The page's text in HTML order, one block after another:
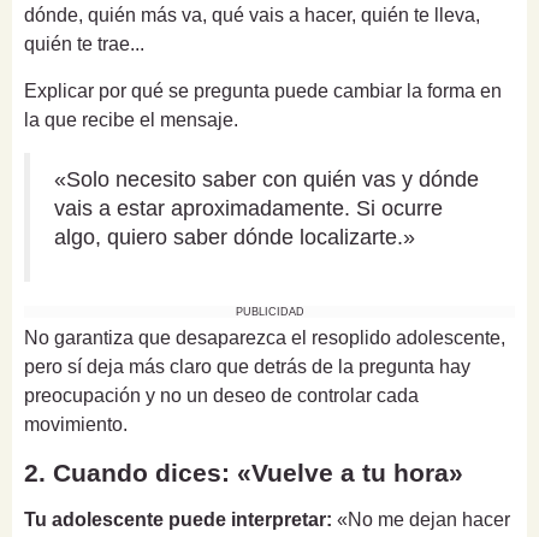
dónde, quién más va, qué vais a hacer, quién te lleva,
quién te trae...
Explicar por qué se pregunta puede cambiar la forma en
la que recibe el mensaje.
«Solo necesito saber con quién vas y dónde
vais a estar aproximadamente. Si ocurre
algo, quiero saber dónde localizarte.»
PUBLICIDAD
No garantiza que desaparezca el resoplido adolescente,
pero sí deja más claro que detrás de la pregunta hay
preocupación y no un deseo de controlar cada
movimiento.
2. Cuando dices: «Vuelve a tu hora»
Tu adolescente puede interpretar: «No me dejan hacer